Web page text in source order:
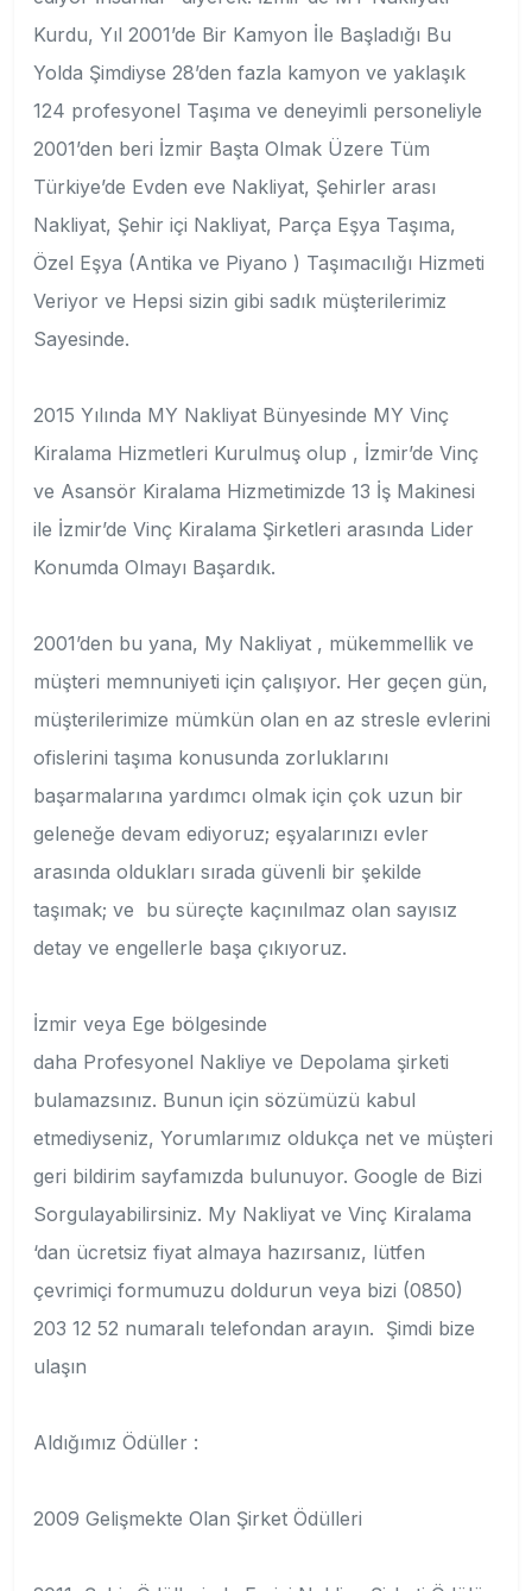
Kurdu, Yıl 2001’de Bir Kamyon İle Başladığı Bu
Yolda Şimdiyse 28’den fazla kamyon ve yaklaşık
124 profesyonel Taşıma ve deneyimli personeliyle
2001’den beri İzmir Başta Olmak Üzere Tüm
Türkiye’de Evden eve Nakliyat, Şehirler arası
Nakliyat, Şehir içi Nakliyat, Parça Eşya Taşıma,
Özel Eşya (Antika ve Piyano ) Taşımacılığı Hizmeti
Veriyor ve Hepsi sizin gibi sadık müşterilerimiz
Sayesinde.
2015 Yılında MY Nakliyat Bünyesinde MY Vinç
Kiralama Hizmetleri Kurulmuş olup , İzmir’de Vinç
ve Asansör Kiralama Hizmetimizde 13 İş Makinesi
ile İzmir’de Vinç Kiralama Şirketleri arasında Lider
Konumda Olmayı Başardık.
2001’den bu yana, My Nakliyat , mükemmellik ve
müşteri memnuniyeti için çalışıyor. Her geçen gün,
müşterilerimize mümkün olan en az stresle evlerini
ofislerini taşıma konusunda zorluklarını
başarmalarına yardımcı olmak için çok uzun bir
geleneğe devam ediyoruz; eşyalarınızı evler
arasında oldukları sırada güvenli bir şekilde
taşımak; ve bu süreçte kaçınılmaz olan sayısız
detay ve engellerle başa çıkıyoruz.
İzmir veya Ege bölgesinde
daha Profesyonel Nakliye ve Depolama şirketi
bulamazsınız. Bunun için sözümüzü kabul
etmediyseniz, Yorumlarımız oldukça net ve müşteri
geri bildirim sayfamızda bulunuyor. Google de Bizi
Sorgulayabilirsiniz. My Nakliyat ve Vinç Kiralama
‘dan ücretsiz fiyat almaya hazırsanız, lütfen
çevrimiçi formumuzu doldurun veya bizi (0850)
203 12 52 numaralı telefondan arayın. Şimdi bize
ulaşın
Aldığımız Ödüller :
2009 Gelişmekte Olan Şirket Ödülleri